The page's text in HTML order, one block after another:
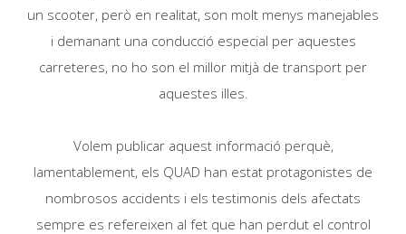
un scooter, però en realitat, son molt menys manejables
i demanant una conducció especial per aquestes
carreteres, no ho son el millor mitjà de transport per
aquestes illes.
Volem publicar aquest informació perquè,
lamentablement, els QUAD han estat protagonistes de
nombrosos accidents i els testimonis dels afectats
sempre es refereixen al fet que han perdut el control